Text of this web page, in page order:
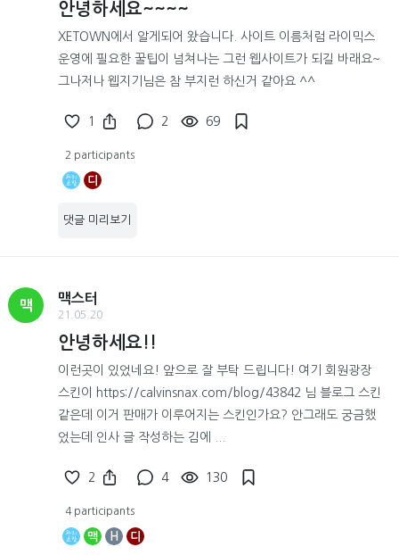
안녕하세요~~~~
XETOWN에서 알게되어 왔습니다. 사이트 이름처럼 라이믹스
운영에 필요한 꿀팁이 넘쳐나는 그런 웹사이트가 되길 바래요~
그나저나 웹지기님은 참 부지런 하신거 같아요 ^^
1 2 69
2 participants
디
댓글 미리보기
맥
맥스터
21.05.20
안녕하세요!!
이런곳이 있었네요! 앞으로 잘 부탁 드립니다! 여기 회원광장
스킨이 https://calvinsnax.com/blog/43842 님 블로그 스킨
같은데 이거 판매가 이루어지는 스킨인가요? 안그래도 궁금했
었는데 인사 글 작성하는 김에 ...
2 4 130
4 participants
맥 H 디